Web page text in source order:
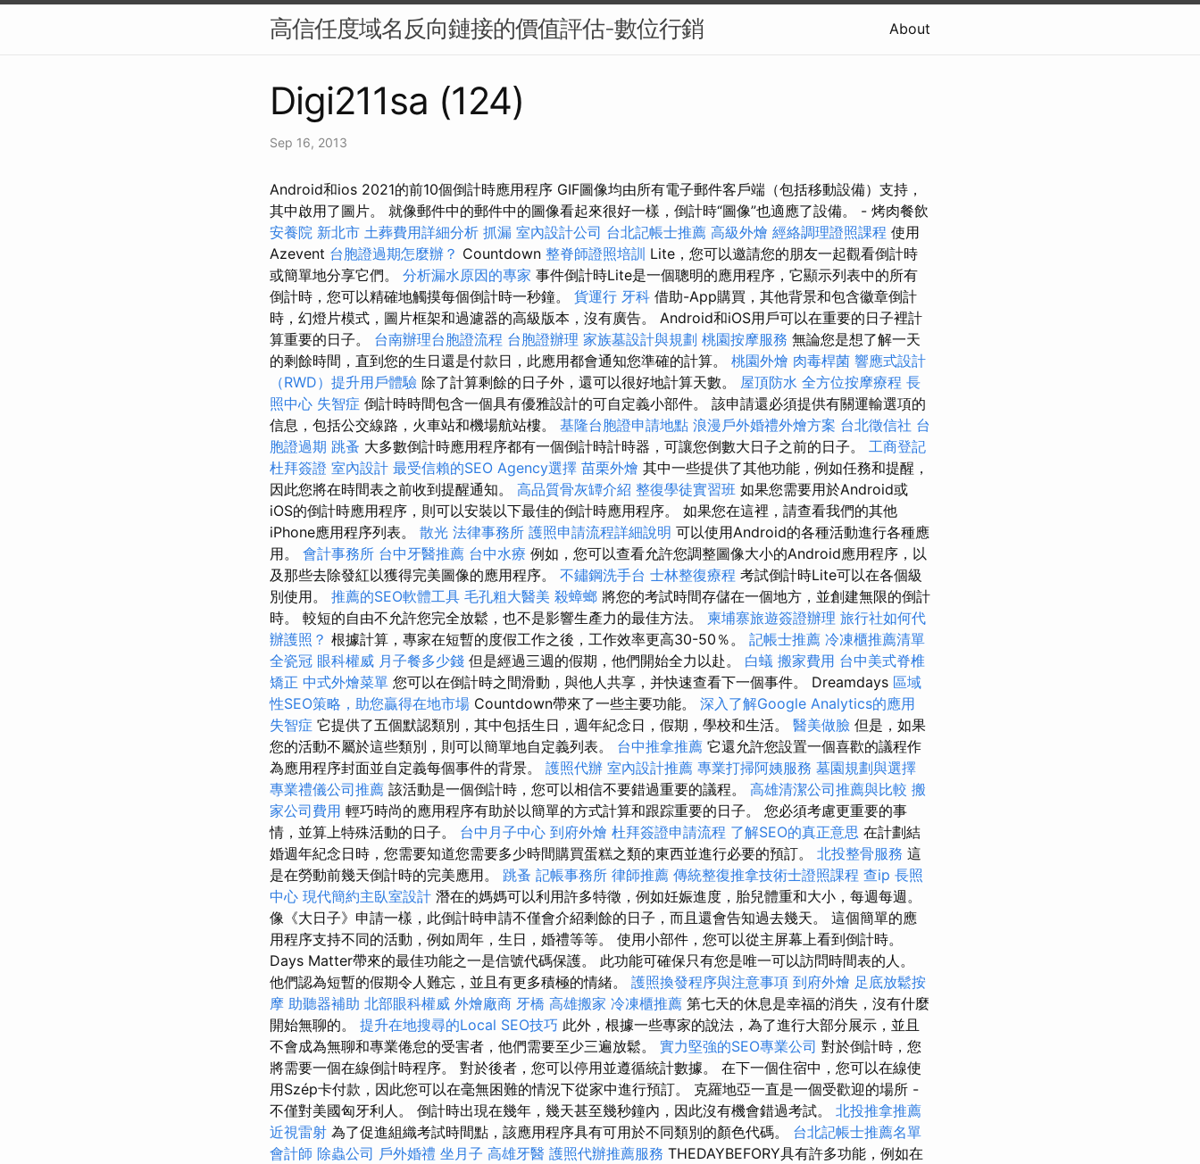
高信任度域名反向鏈接的價值評估-數位行銷 About
Digi211sa (124)
Sep 16, 2013
Android和ios 2021的前10個倒計時應用程序 GIF圖像均由所有電子郵件客戶端（包括移動設備）支持，
其中啟用了圖片。 就像郵件中的郵件中的圖像看起來很好一樣，倒計時“圖像”也適應了設備。 - 烤肉餐飲
安養院 新北市 土葬費用詳細分析 抓漏 室內設計公司 台北記帳士推薦 高級外燴 經絡調理證照課程 使用
Azevent 台胞證過期怎麼辦？ Countdown 整脊師證照培訓 Lite，您可以邀請您的朋友一起觀看倒計時
或簡單地分享它們。 分析漏水原因的專家 事件倒計時Lite是一個聰明的應用程序，它顯示列表中的所有
倒計時，您可以精確地觸摸每個倒計時一秒鐘。 貨運行 牙科 借助-App購買，其他背景和包含徽章倒計
時，幻燈片模式，圖片框架和過濾器的高級版本，沒有廣告。 Android和iOS用戶可以在重要的日子裡計
算重要的日子。 台南辦理台胞證流程 台胞證辦理 家族墓設計與規劃 桃園按摩服務 無論您是想了解一天
的剩餘時間，直到您的生日還是付款日，此應用都會通知您準確的計算。 桃園外燴 肉毒桿菌 響應式設計
（RWD）提升用戶體驗 除了計算剩餘的日子外，還可以很好地計算天數。 屋頂防水 全方位按摩療程 長
照中心 失智症 倒計時時間包含一個具有優雅設計的可自定義小部件。 該申請還必須提供有關運輸選項的
信息，包括公交線路，火車站和機場航站樓。 基隆台胞證申請地點 浪漫戶外婚禮外燴方案 台北徵信社 台
胞證過期 跳蚤 大多數倒計時應用程序都有一個倒計時計時器，可讓您倒數大日子之前的日子。 工商登記
杜拜簽證 室內設計 最受信賴的SEO Agency選擇 苗栗外燴 其中一些提供了其他功能，例如任務和提醒，
因此您將在時間表之前收到提醒通知。 高品質骨灰罈介紹 整復學徒實習班 如果您需要用於Android或
iOS的倒計時應用程序，則可以安裝以下最佳的倒計時應用程序。 如果您在這裡，請查看我們的其他
iPhone應用程序列表。 散光 法律事務所 護照申請流程詳細說明 可以使用Android的各種活動進行各種應
用。 會計事務所 台中牙醫推薦 台中水療 例如，您可以查看允許您調整圖像大小的Android應用程序，以
及那些去除發紅以獲得完美圖像的應用程序。 不鏽鋼洗手台 士林整復療程 考試倒計時Lite可以在各個級
別使用。 推薦的SEO軟體工具 毛孔粗大醫美 殺蟑螂 將您的考試時間存儲在一個地方，並創建無限的倒計
時。 較短的自由不允許您完全放鬆，也不是影響生產力的最佳方法。 柬埔寨旅遊簽證辦理 旅行社如何代
辦護照？ 根據計算，專家在短暫的度假工作之後，工作效率更高30-50％。 記帳士推薦 冷凍櫃推薦清單
全瓷冠 眼科權威 月子餐多少錢 但是經過三週的假期，他們開始全力以赴。 白蟻 搬家費用 台中美式脊椎
矯正 中式外燴菜單 您可以在倒計時之間滑動，與他人共享，并快速查看下一個事件。 Dreamdays 區域
性SEO策略，助您贏得在地市場 Countdown帶來了一些主要功能。 深入了解Google Analytics的應用
失智症 它提供了五個默認類別，其中包括生日，週年紀念日，假期，學校和生活。 醫美做臉 但是，如果
您的活動不屬於這些類別，則可以簡單地自定義列表。 台中推拿推薦 它還允許您設置一個喜歡的議程作
為應用程序封面並自定義每個事件的背景。 護照代辦 室內設計推薦 專業打掃阿姨服務 墓園規劃與選擇
專業禮儀公司推薦 該活動是一個倒計時，您可以相信不要錯過重要的議程。 高雄清潔公司推薦與比較 搬
家公司費用 輕巧時尚的應用程序有助於以簡單的方式計算和跟踪重要的日子。 您必須考慮更重要的事
情，並算上特殊活動的日子。 台中月子中心 到府外燴 杜拜簽證申請流程 了解SEO的真正意思 在計劃結
婚週年紀念日時，您需要知道您需要多少時間購買蛋糕之類的東西並進行必要的預訂。 北投整骨服務 這
是在勞動前幾天倒計時的完美應用。 跳蚤 記帳事務所 律師推薦 傳統整復推拿技術士證照課程 查ip 長照
中心 現代簡約主臥室設計 潛在的媽媽可以利用許多特徵，例如妊娠進度，胎兒體重和大小，每週每週。
像《大日子》申請一樣，此倒計時申請不僅會介紹剩餘的日子，而且還會告知過去幾天。 這個簡單的應
用程序支持不同的活動，例如周年，生日，婚禮等等。 使用小部件，您可以從主屏幕上看到倒計時。
Days Matter帶來的最佳功能之一是信號代碼保護。 此功能可確保只有您是唯一可以訪問時間表的人。
他們認為短暫的假期令人難忘，並且有更多積極的情緒。 護照換發程序與注意事項 到府外燴 足底放鬆按
摩 助聽器補助 北部眼科權威 外燴廠商 牙橋 高雄搬家 冷凍櫃推薦 第七天的休息是幸福的消失，沒有什麼
開始無聊的。 提升在地搜尋的Local SEO技巧 此外，根據一些專家的說法，為了進行大部分展示，並且
不會成為無聊和專業倦怠的受害者，他們需要至少三遍放鬆。 實力堅強的SEO專業公司 對於倒計時，您
將需要一個在線倒計時程序。 對於後者，您可以停用並遵循統計數據。 在下一個住宿中，您可以在線使
用Szép卡付款，因此您可以在毫無困難的情況下從家中進行預訂。 克羅地亞一直是一個受歡迎的場所 -
不僅對美國匈牙利人。 倒計時出現在幾年，幾天甚至幾秒鐘內，因此沒有機會錯過考試。 北投推拿推薦
近視雷射 為了促進組織考試時間點，該應用程序具有可用於不同類別的顏色代碼。 台北記帳士推薦名單
會計師 除蟲公司 戶外婚禮 坐月子 高雄牙醫 護照代辦推薦服務 THEDAYBEFORY具有許多功能，例如在